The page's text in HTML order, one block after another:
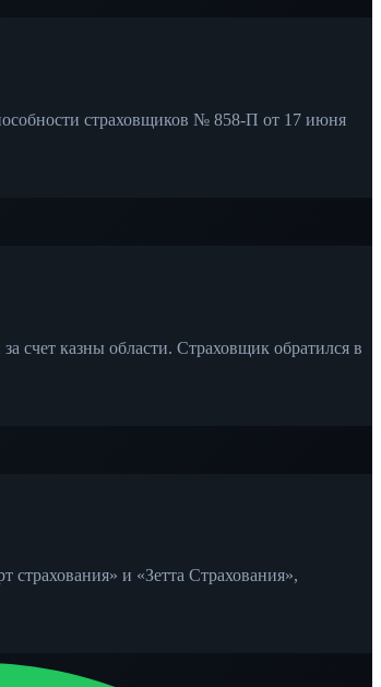
страховщиков № 858-П от 17 июня
счет казны области. Страховщик обратился в
и «Зетта Страхования»,